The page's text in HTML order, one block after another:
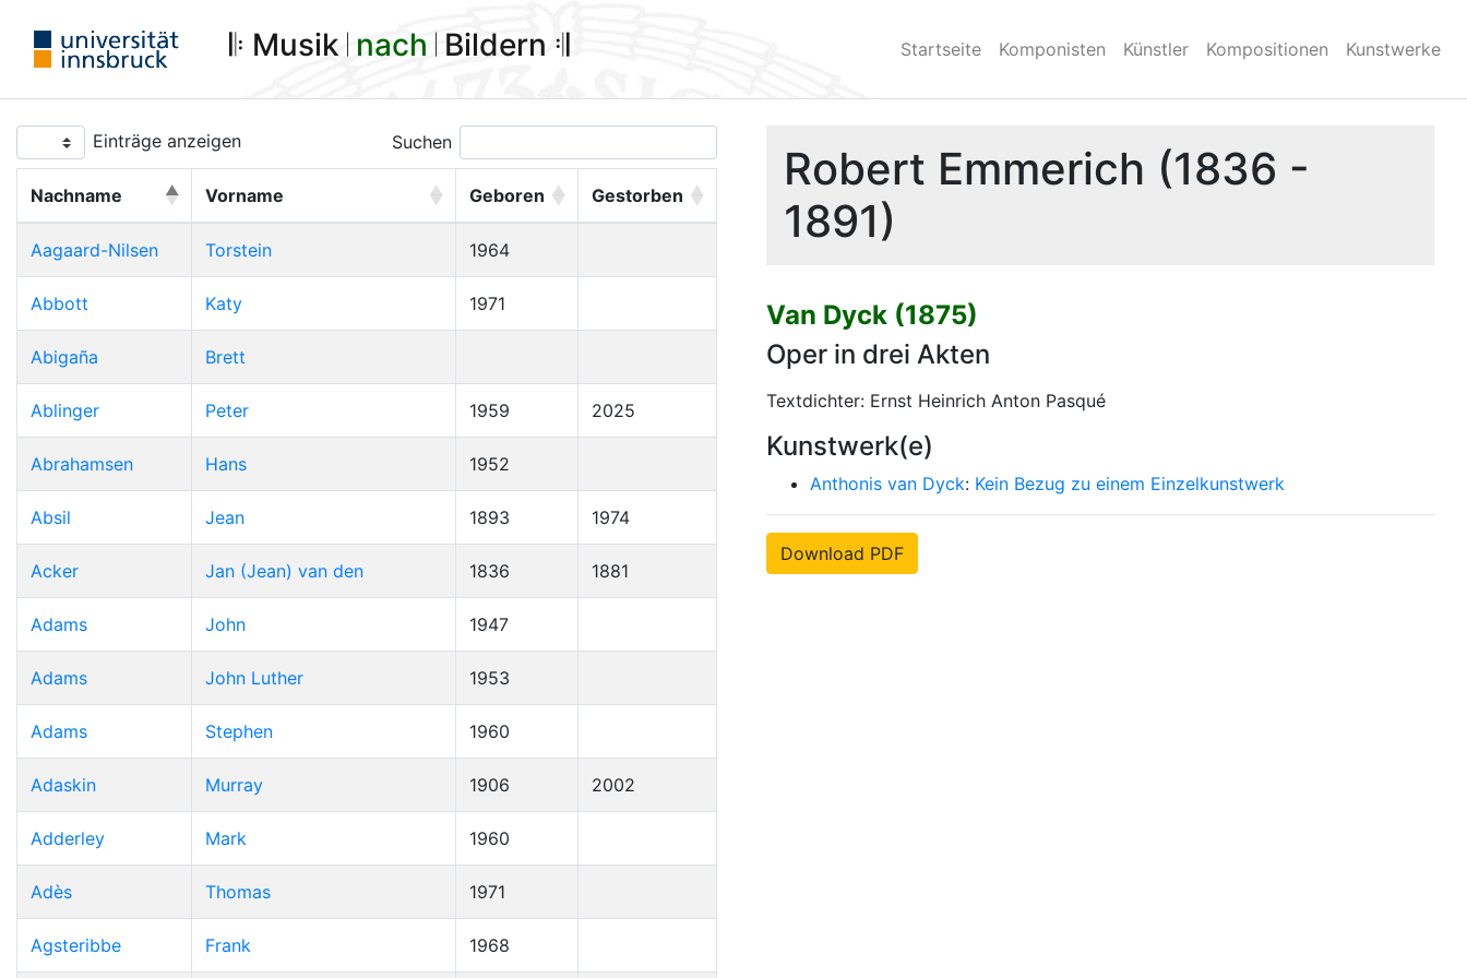
𝄆 Musik 𝄀 nach 𝄀 Bildern 𝄇 Startseite Komponisten Künstler Kompositionen Kunstwerke
Einträge anzeigen Suchen
Nachname Vorname Geboren Gestorben
Aagaard-Nilsen Torstein 1964
Abbott Katy 1971
Abigaña Brett
Ablinger Peter 1959 2025
Abrahamsen Hans 1952
Absil Jean 1893 1974
Acker Jan (Jean) van den 1836 1881
Adams John 1947
Adams John Luther 1953
Adams Stephen 1960
Adaskin Murray 1906 2002
Adderley Mark 1960
Adès Thomas 1971
Agsteribbe Frank 1968
Robert Emmerich (1836 -
1891)
Van Dyck (1875)
Oper in drei Akten
Textdichter: Ernst Heinrich Anton Pasqué
Kunstwerk(e)
Anthonis van Dyck: Kein Bezug zu einem Einzelkunstwerk
Download PDF